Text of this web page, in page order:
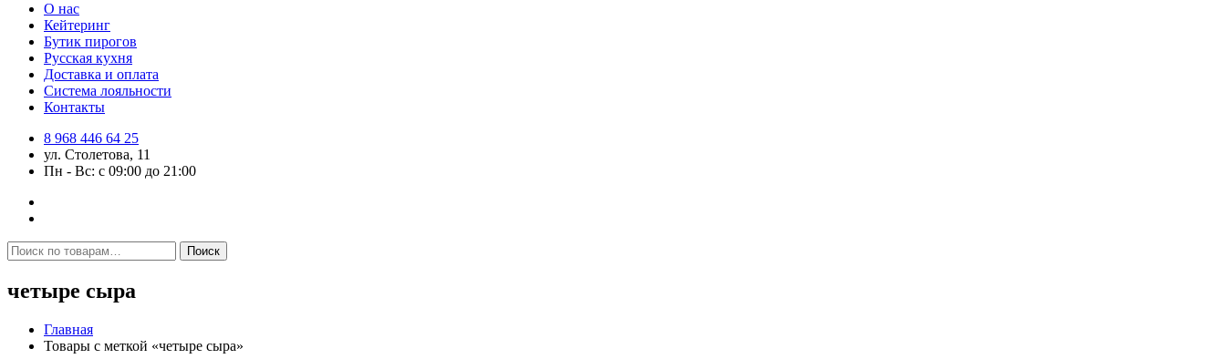
О нас
Кейтеринг
Бутик пирогов
Русская кухня
Доставка и оплата
Система лояльности
Контакты
8 968 446 64 25
ул. Столетова, 11
Пн - Вс: с 09:00 до 21:00
Искать: Поиск
четыре сыра
Главная
Товары с меткой «четыре сыра»